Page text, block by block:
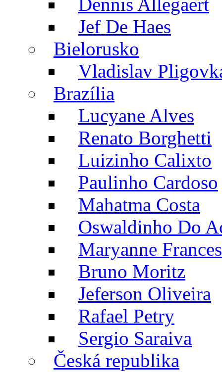
Jef De Haes
Bielorusko
Vladislav
Brazília
Lucyane Alves
Renato Borghetti
Luizinho Calixto
Paulinho Cardoso
Mahatma Costa
Oswaldinho Do
Maryanne
Bruno Moritz
Jeferson Oliveira
Rafael Petry
Sergio Saraiva
Česká republika